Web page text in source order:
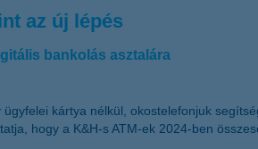
az új lépés
bankolás asztalára
kártya nélkül, okostelefonjuk
hogy a K&H-s ATM-ek 2024-ben